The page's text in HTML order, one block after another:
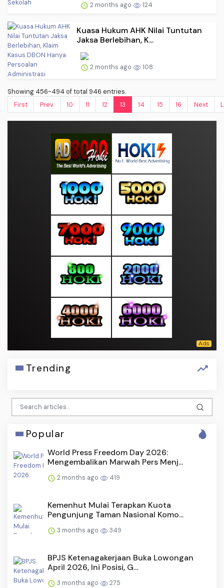
2 months ago 124
Kuasa Hukum AHK Nilai Tuntutan
Jaksa Berlebihan, K...
2 months ago 108
Showing 456-494 of total 946 entries.
First
Prev. 10 11 12 13 14 15 16 Next
Trending
Popular
World Press Freedom Day 2026:
Mengembalikan Marwah Pers Menj...
2 months ago 419
Kemenhut Mulai Terapkan Kuota
Pengunjung Taman Nasional Komo...
3 months ago 349
BPJS Ketenagakerjaan Buka Lowongan
April 2026, Ini Posisi, G...
3 months ago 275